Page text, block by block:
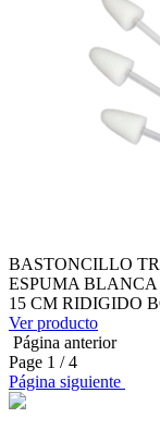
BASTONCILLO
ESPUMA
15 CM RIDIGIDO
Ver producto
Página anterior
Page 1 / 4
Página siguiente